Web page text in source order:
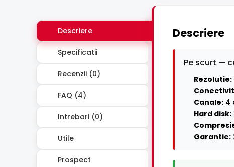
Descriere
Specificatii
Recenzii (0)
FAQ (4)
Intrebari (0)
Utile
Prospect
Descriere
Pe scurt —
Rezolutie:
Canale: 4
Hard disk:
Garantie: